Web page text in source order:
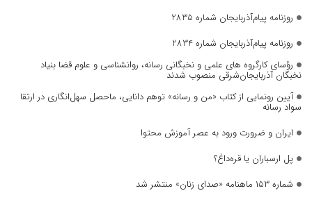
روزنامه پیام‌آذربایجان شماره 2835
روزنامه پیام‌آذربایجان شماره 2834
رؤسای کارگروه های علمی و نخبگانی رسانه، روانشناسی و علوم قضا بنیاد
نخبگان آذربایجان‌شرقی منصوب شدند
آیین رونمایی از کتاب «من و رسانه» توهم دانایی، ماحصل سهل‌انگاری در ارتقا
سواد رسانه
ایران و ضرورت ورود به عصر آموزش محتوا
پل ارسباران یا قره‌داغ؟
شماره ۱۵۳ ماهنامه «صدای زنان» منتشر شد